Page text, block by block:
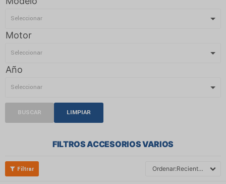
Motor
Año
BUSCAR LIMPIAR
FILTROS ACCESORIOS VARIOS
Recientes